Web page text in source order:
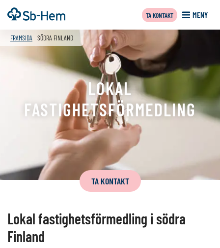
Till
innehållet
Framsida MENY
TA KONTAKT
FRAMSIDA SÖDRA FINLAND
LOKAL
FASTIGHETSFÖRMEDLING
Innehåll
på
sida
TA KONTAKT
Lokal fastighetsförmedling i södra
Finland